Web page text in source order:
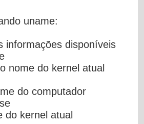
uname:
informações disponíveis
nome do kernel atual
do computador
do kernel atual